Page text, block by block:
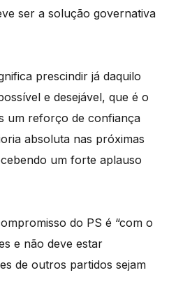
ser a solução governativa
prescindir já daquilo
e desejável, que é o
um reforço de confiança
absoluta nas próximas
um forte aplauso
do PS é “com o
e não deve estar
de outros partidos sejam